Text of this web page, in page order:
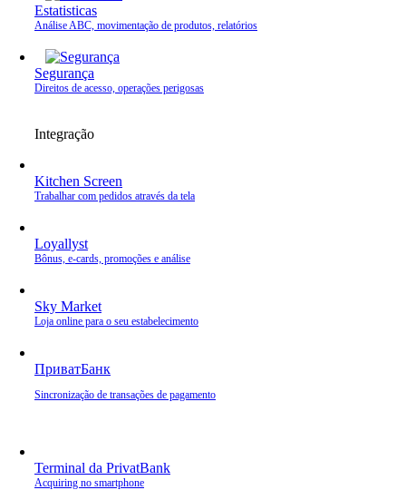
Estatisticas
Análise ABC, movimentação de produtos, relatórios
Segurança
Direitos de acesso, operações perigosas
Integração
Kitchen Screen
Trabalhar com pedidos através da tela
Loyallyst
Bônus, e‑cards, promoções e análise
Sky Market
Loja online para o seu estabelecimento
ПриватБанк
Sincronização de transações de pagamento
Terminal da PrivatBank
Acquiring no smartphone